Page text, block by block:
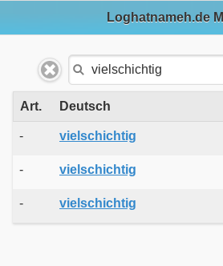
Loghatnameh.de
Art. Deutsch
- vielschichtig
- vielschichtig
- vielschichtig